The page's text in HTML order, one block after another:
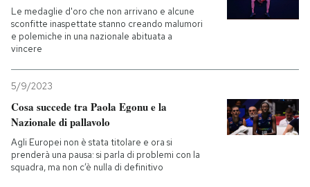
AREA PERSONALE
Le medaglie d'oro che non arrivano e alcune
sconfitte inaspettate stanno creando malumori
e polemiche in una nazionale abituata a
vincere
5/9/2023
Cosa succede tra Paola Egonu e la
Nazionale di pallavolo
Agli Europei non è stata titolare e ora si
prenderà una pausa: si parla di problemi con la
squadra, ma non c’è nulla di definitivo